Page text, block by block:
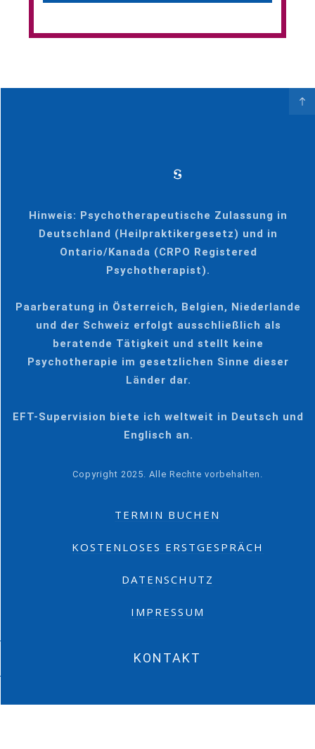
Hinweis: Psychotherapeutische Zulassung in
Deutschland (Heilpraktikergesetz) und in
Ontario/Kanada (CRPO Registered
Psychotherapist).
Paarberatung in Österreich, Belgien, Niederlande
und der Schweiz erfolgt ausschließlich als
beratende Tätigkeit und stellt keine
Psychotherapie im gesetzlichen Sinne dieser
Länder dar.
EFT-Supervision biete ich weltweit in Deutsch und
Englisch an.
Copyright 2025. Alle Rechte vorbehalten.
TERMIN BUCHEN
KOSTENLOSES ERSTGESPRÄCH
DATENSCHUTZ
IMPRESSUM
KONTAKT